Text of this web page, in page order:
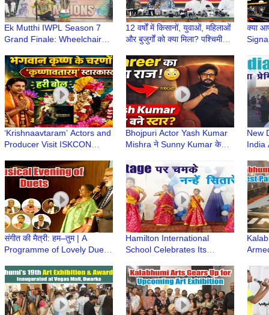
Ek Mutthi IWPL Season 7
Grand Finale: Wheelchair
Stage at BalBhawan School
12 वर्षों में किसानों, युवाओं, महिलाओं
और बुजुर्गों को क्या मिला? पश्चिमी
क्या
‘Krishnaavtaram’ Actors and
Producer Visit ISKCON
Bhojpuri Actor Yash Kumar
Mishra ने Sunny Kumar के
Secrets | Podcast
New
India
संगीत की मैत्री: हम–तुम | A
Programme of Lovely Duets
Hamilton International
School Celebrates Its
Enthusiasm